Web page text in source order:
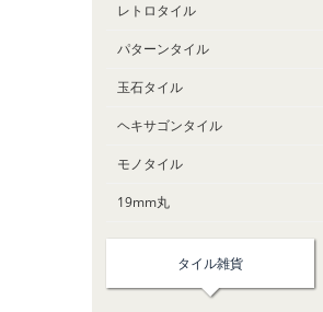
レトロタイル
パターンタイル
玉石タイル
ヘキサゴンタイル
モノタイル
19mm丸
タイル雑貨